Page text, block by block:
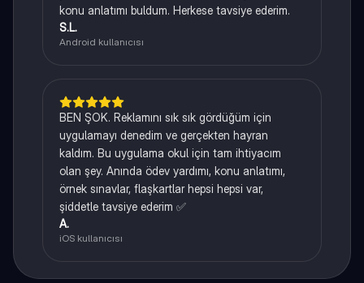
konu anlatımı buldum. Herkese tavsiye ederim.
S.L.
Android kullanıcısı
BEN ŞOK. Reklamını sık sık gördüğüm için
uygulamayı denedim ve gerçekten hayran
kaldım. Bu uygulama okul için tam ihtiyacım
olan şey. Anında ödev yardımı, konu anlatımı,
örnek sınavlar, flaşkartlar hepsi hepsi var,
şiddetle tavsiye ederim ✅
A.
iOS kullanıcısı